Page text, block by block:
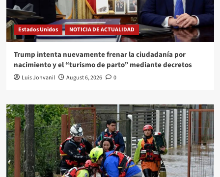
Estados Unidos NOTICIA DE ACTUALIDAD
Trump intenta nuevamente frenar la ciudadanía por
nacimiento y el “turismo de parto” mediante decretos
Luis Johvanil August 6, 2026 0